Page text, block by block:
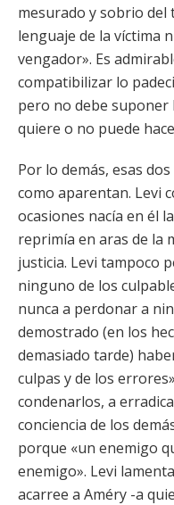
mesurado y sobrio
lenguaje de la víctima
vengador». Es
compatibilizar lo
pero no debe suponer
quiere o no puede
Por lo demás, esas
como aparentan. Levi
ocasiones nacía en él
reprimía en aras de la
justicia. Levi tampoco
ninguno de los
nunca a perdonar a
demostrado (en los
demasiado tarde)
culpas y de los
condenarlos, a
conciencia de los
porque «un enemigo
enemigo». Levi
acarree a Améry -a